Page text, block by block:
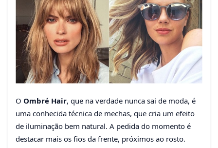
O Ombré Hair, que na verdade nunca sai de moda, é
uma conhecida técnica de mechas, que cria um efeito
de iluminação bem natural. A pedida do momento é
destacar mais os fios da frente, próximos ao rosto.